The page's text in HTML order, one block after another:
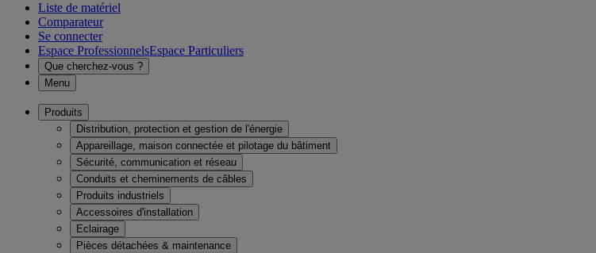
Liste de matériel
Comparateur
Se connecter
Espace ProfessionnelsEspace Particuliers
Que cherchez-vous ?
Menu
Produits
Distribution, protection et gestion de l'énergie
Appareillage, maison connectée et pilotage du bâtiment
Sécurité, communication et réseau
Conduits et cheminements de câbles
Produits industriels
Accessoires d'installation
Eclairage
Pièces détachées & maintenance